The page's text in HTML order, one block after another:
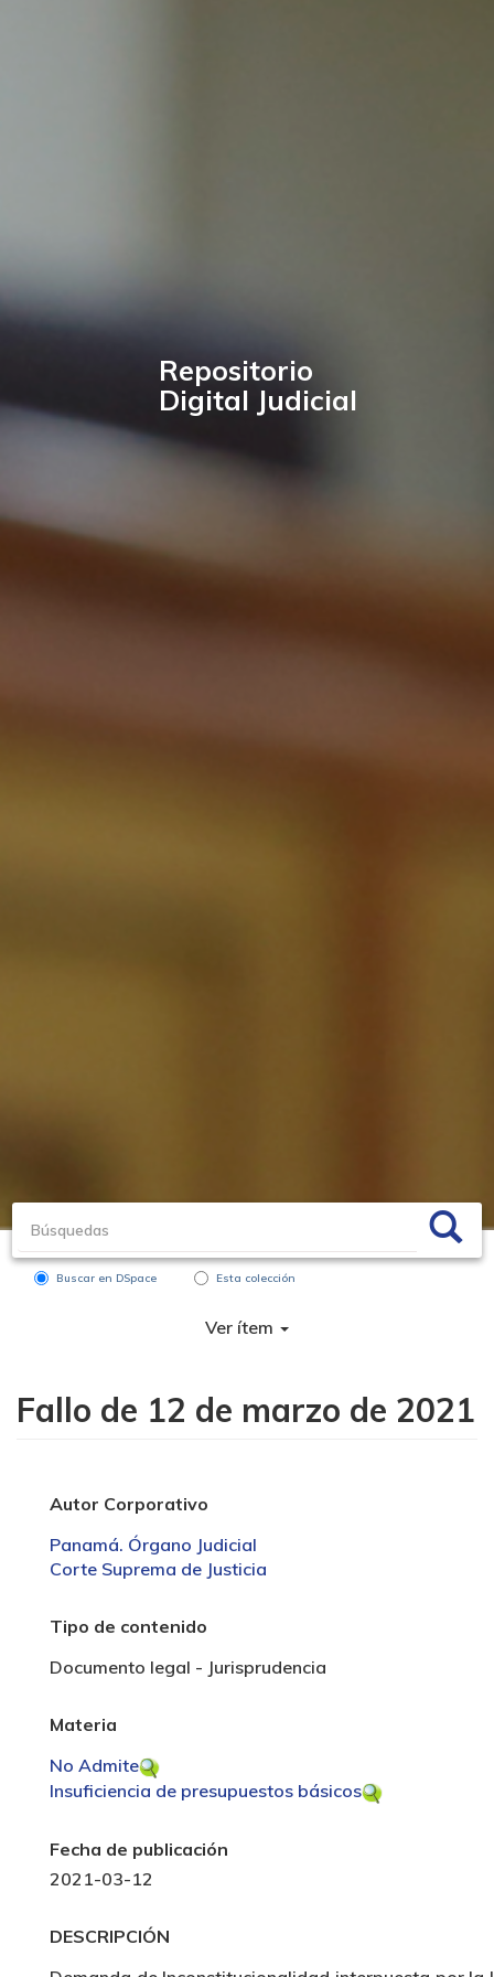
Repositorio
Digital Judicial
Buscar en DSpace Esta colección
Ver ítem
Fallo de 12 de marzo de 2021
Autor Corporativo
Panamá. Órgano Judicial
Corte Suprema de Justicia
Tipo de contenido
Documento legal - Jurisprudencia
Materia
No Admite
Insuficiencia de presupuestos básicos
Fecha de publicación
2021-03-12
DESCRIPCIÓN